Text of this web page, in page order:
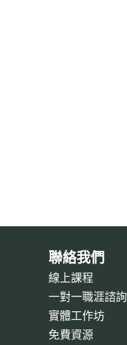
聯絡我們
線上課程
一對一職涯諮詢
實體工作坊
免費資源